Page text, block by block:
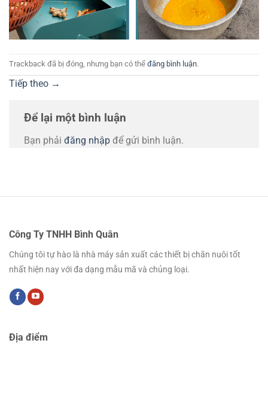
Trackback đã bị đóng, nhưng bạn có thể đăng bình luận.
Tiếp theo →
Để lại một bình luận
Bạn phải đăng nhập để gửi bình luận.
Công Ty TNHH Bình Quân
Chúng tôi tự hào là nhà máy sản xuất các thiết bị chăn nuôi tốt
nhất hiện nay với đa dạng mẫu mã và chủng loại.
Địa điểm